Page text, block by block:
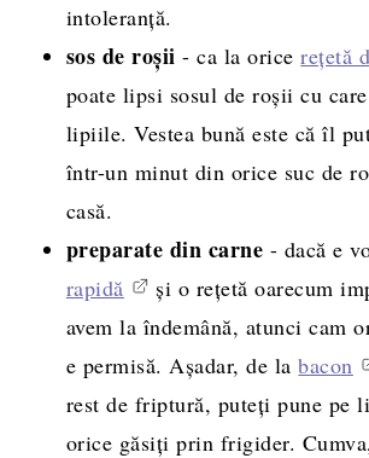
intoleranță.
sos de roșii - ca la oricerețetă
poate lipsi sosul de roșii cu
lipiile. Vestea bună este că îl
într-un minut din orice suc de
casă.
preparate din carne - dacă e
rapidă
și o rețetă oarecum
avem la îndemână, atunci cam
e permisă. Așadar, de labacon
rest de friptură, puteți pune pe
orice găsiți prin frigider.